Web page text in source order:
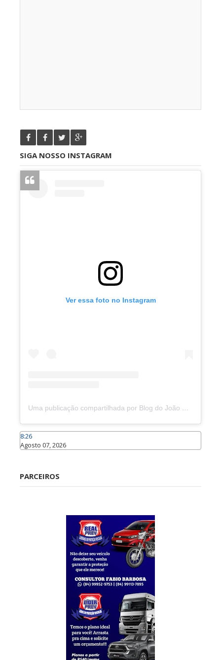
SIGA NOSSO INSTAGRAM
Ver essa foto no Instagram
Uma publicação compartilhada por Blog do João Marcolino (@joaomarcolinoneto)
8:26
Agosto 07, 2026
PARCEIROS